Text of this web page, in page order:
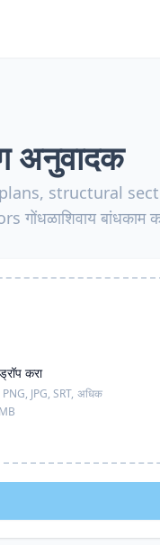
अनुवादक
plans, structural
बांधकाम
करा
JPG, SRT, अधिक